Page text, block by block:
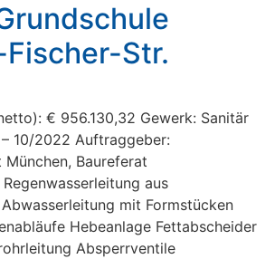
Str.
€ 956.130,32 Gewerk: Sanitär
10/2022 Auftraggeber:
Baureferat
aus
mit Formstücken
Hebeanlage Fettabscheider
Absperrventile